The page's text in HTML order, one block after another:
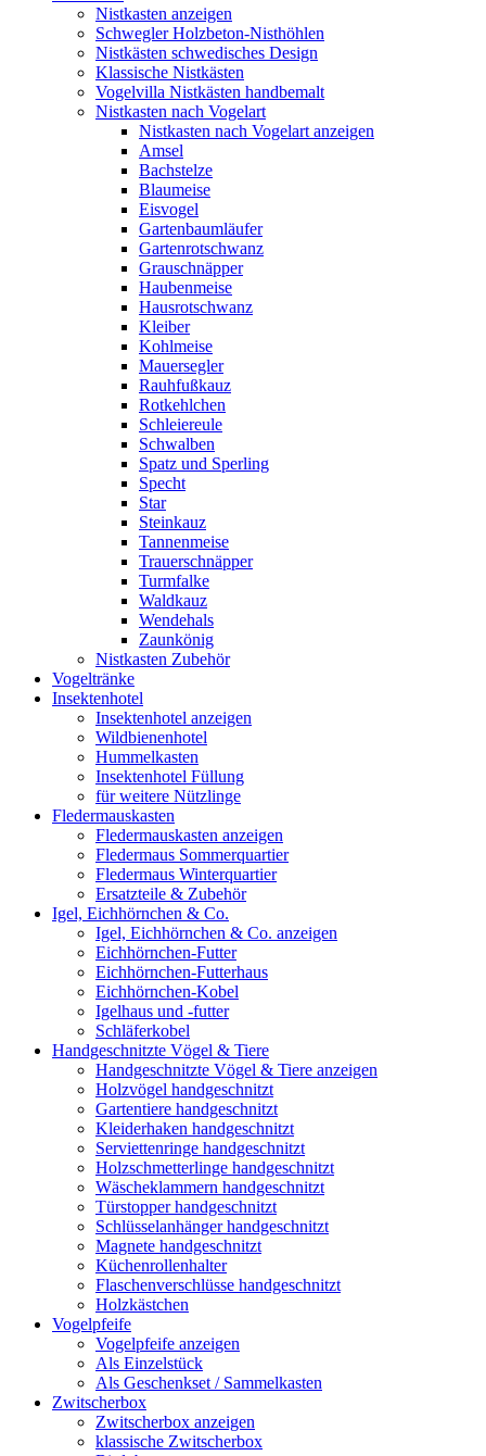
Nistkasten anzeigen
Schwegler Holzbeton-Nisthöhlen
Nistkästen schwedisches Design
Klassische Nistkästen
Vogelvilla Nistkästen handbemalt
Nistkasten nach Vogelart
Nistkasten nach Vogelart anzeigen
Amsel
Bachstelze
Blaumeise
Eisvogel
Gartenbaumläufer
Gartenrotschwanz
Grauschnäpper
Haubenmeise
Hausrotschwanz
Kleiber
Kohlmeise
Mauersegler
Rauhfußkauz
Rotkehlchen
Schleiereule
Schwalben
Spatz und Sperling
Specht
Star
Steinkauz
Tannenmeise
Trauerschnäpper
Turmfalke
Waldkauz
Wendehals
Zaunkönig
Nistkasten Zubehör
Vogeltränke
Insektenhotel
Insektenhotel anzeigen
Wildbienenhotel
Hummelkasten
Insektenhotel Füllung
für weitere Nützlinge
Fledermauskasten
Fledermauskasten anzeigen
Fledermaus Sommerquartier
Fledermaus Winterquartier
Ersatzteile & Zubehör
Igel, Eichhörnchen & Co.
Igel, Eichhörnchen & Co. anzeigen
Eichhörnchen-Futter
Eichhörnchen-Futterhaus
Eichhörnchen-Kobel
Igelhaus und -futter
Schläferkobel
Handgeschnitzte Vögel & Tiere
Handgeschnitzte Vögel & Tiere anzeigen
Holzvögel handgeschnitzt
Gartentiere handgeschnitzt
Kleiderhaken handgeschnitzt
Serviettenringe handgeschnitzt
Holzschmetterlinge handgeschnitzt
Wäscheklammern handgeschnitzt
Türstopper handgeschnitzt
Schlüsselanhänger handgeschnitzt
Magnete handgeschnitzt
Küchenrollenhalter
Flaschenverschlüsse handgeschnitzt
Holzkästchen
Vogelpfeife
Vogelpfeife anzeigen
Als Einzelstück
Als Geschenkset / Sammelkasten
Zwitscherbox
Zwitscherbox anzeigen
klassische Zwitscherbox